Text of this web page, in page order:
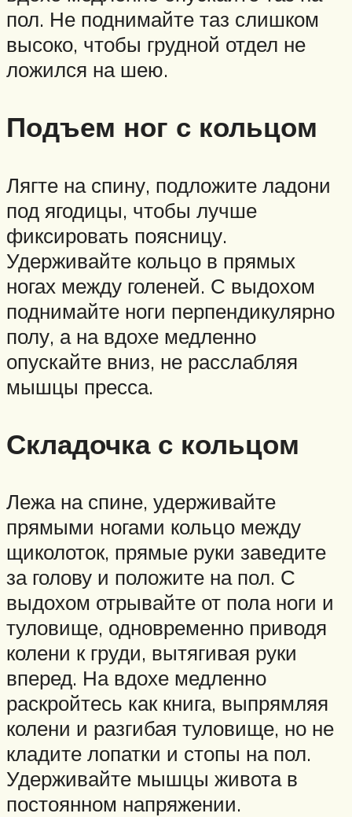
пол. Не поднимайте таз слишком
высоко, чтобы грудной отдел не
ложился на шею.
Подъем ног с кольцом
Лягте на спину, подложите ладони
под ягодицы, чтобы лучше
фиксировать поясницу.
Удерживайте кольцо в прямых
ногах между голеней. С выдохом
поднимайте ноги перпендикулярно
полу, а на вдохе медленно
опускайте вниз, не расслабляя
мышцы пресса.
Складочка с кольцом
Лежа на спине, удерживайте
прямыми ногами кольцо между
щиколоток, прямые руки заведите
за голову и положите на пол. С
выдохом отрывайте от пола ноги и
туловище, одновременно приводя
колени к груди, вытягивая руки
вперед. На вдохе медленно
раскройтесь как книга, выпрямляя
колени и разгибая туловище, но не
кладите лопатки и стопы на пол.
Удерживайте мышцы живота в
постоянном напряжении.